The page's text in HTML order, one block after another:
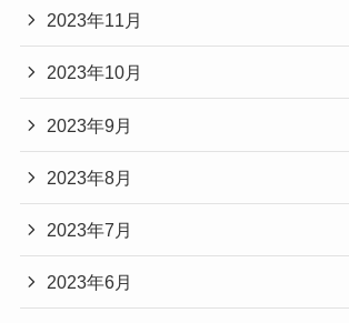
2023年11月
2023年10月
2023年9月
2023年8月
2023年7月
2023年6月